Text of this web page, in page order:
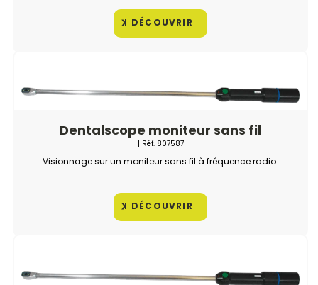
DÉCOUVRIR
Dentalscope moniteur sans fil
| Réf. 807587
Visionnage sur un moniteur sans fil à fréquence radio.
DÉCOUVRIR